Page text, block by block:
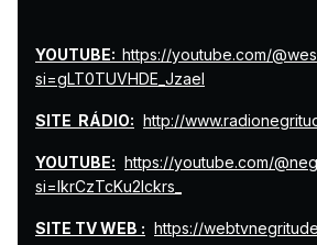
YOUTUBE: https://youtube.com/
si=gLT0TUVHDE_JzaeI
SITE RÁDIO: http://
YOUTUBE: https://youtube.com/
si=lkrCzTcKu2lckrs_
SITE TV WEB : https://